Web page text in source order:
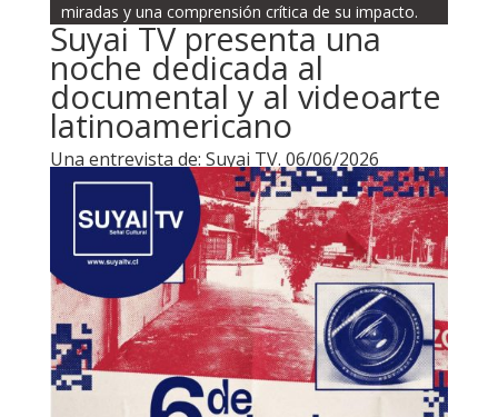
miradas y una comprensión crítica de su impacto.
Suyai TV presenta una
noche dedicada al
documental y al videoarte
latinoamericano
Una entrevista de: Suyai TV. 06/06/2026